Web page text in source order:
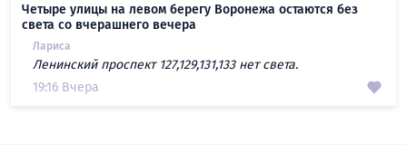
Четыре улицы на левом берегу Воронежа остаются без
света со вчерашнего вечера
Лариса
Ленинский проспект 127,129,131,133 нет света.
19:16 Вчера